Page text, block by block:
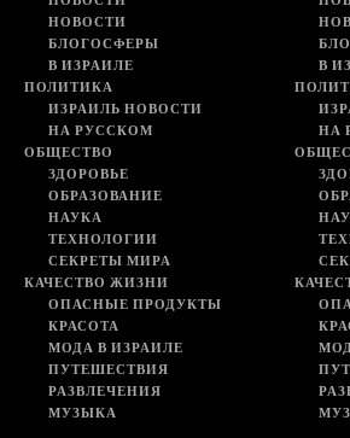
НОВОСТИ
БЛОГОСФЕРЫ
В ИЗРАИЛЕ
ПОЛИТИКА
ИЗРАИЛЬ НОВОСТИ
НА РУССКОМ
ОБЩЕСТВО
ЗДОРОВЬЕ
ОБРАЗОВАНИЕ
НАУКА
ТЕХНОЛОГИИ
СЕКРЕТЫ МИРА
КАЧЕСТВО ЖИЗНИ
ОПАСНЫЕ ПРОДУКТЫ
КРАСОТА
МОДА В ИЗРАИЛЕ
ПУТЕШЕСТВИЯ
РАЗВЛЕЧЕНИЯ
МУЗЫКА
В
НА